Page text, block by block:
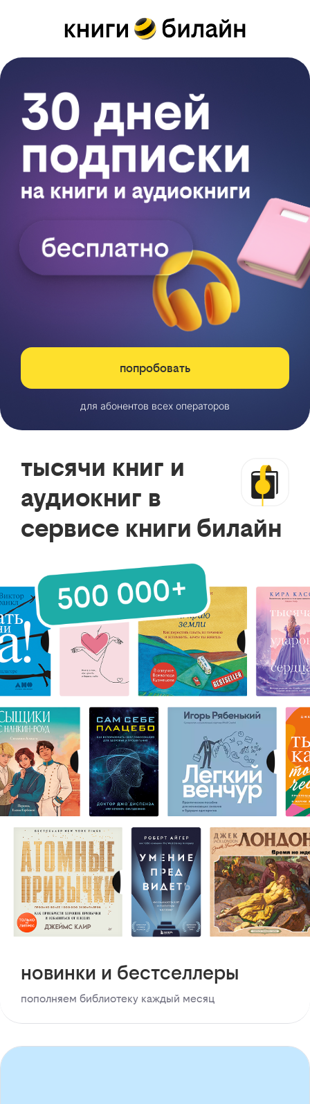
попробовать
для абонентов всех операторов
тысячи книг и
аудиокниг в
сервисе книги билайн
новинки и бестселлеры
пополняем библиотеку каждый месяц